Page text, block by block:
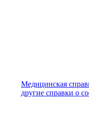
Медицинская
другие справки о